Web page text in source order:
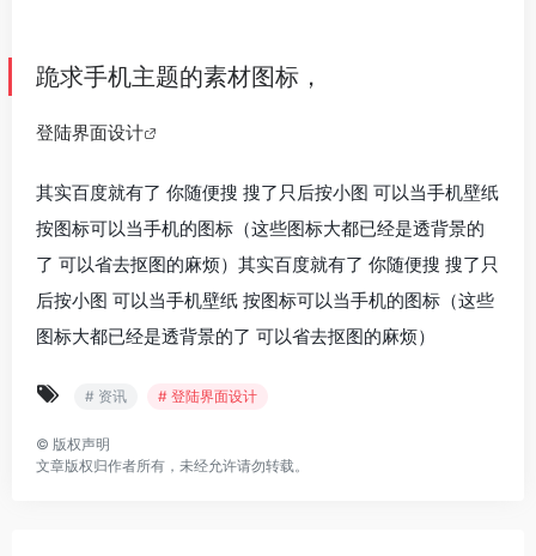
跪求手机主题的素材图标，
登陆界面设计
其实百度就有了 你随便搜 搜了只后按小图 可以当手机壁纸
按图标可以当手机的图标（这些图标大都已经是透背景的
了 可以省去抠图的麻烦）其实百度就有了 你随便搜 搜了只
后按小图 可以当手机壁纸 按图标可以当手机的图标（这些
图标大都已经是透背景的了 可以省去抠图的麻烦）
# 资讯 # 登陆界面设计
© 版权声明
文章版权归作者所有，未经允许请勿转载。